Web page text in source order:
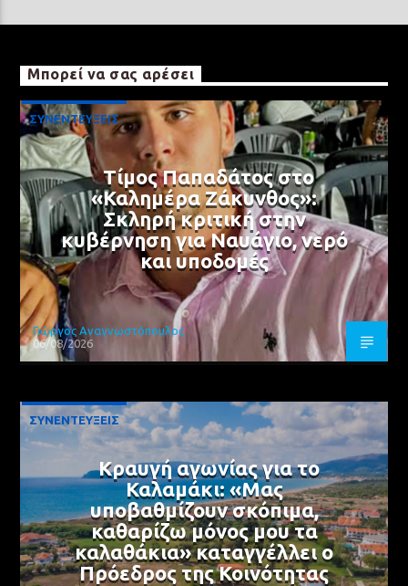
Μπορεί να σας αρέσει
ΣΥΝΕΝΤΕΥΞΕΙΣ
Τίμος Παπαδάτος στο
«Καλημέρα Ζάκυνθος»:
Σκληρή κριτική στην
κυβέρνηση για Ναυάγιο, νερό
και υποδομές
Γιώργος Αναγνωστόπουλος
06/08/2026
ΣΥΝΕΝΤΕΥΞΕΙΣ
Κραυγή αγωνίας για το
Καλαμάκι: «Μας
υποβαθμίζουν σκόπιμα,
καθαρίζω μόνος μου τα
καλαθάκια» καταγγέλλει ο
Πρόεδρος της Κοινότητας